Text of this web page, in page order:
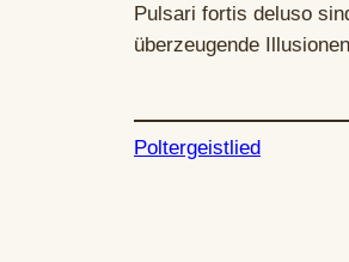
Pulsari fortis deluso
überzeugende
Poltergeistlied